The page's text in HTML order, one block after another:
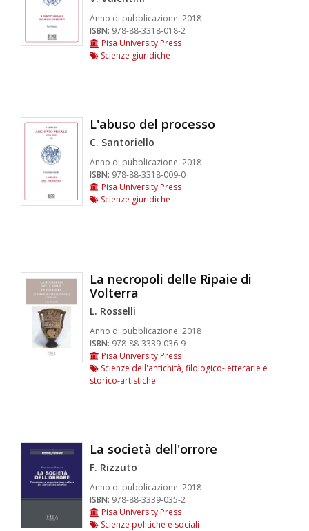
Anno di pubblicazione: 2018
ISBN: 978-88-3318-018-2
Pisa University Press
Scienze giuridiche
L'abuso del processo
C. Santoriello
Anno di pubblicazione: 2018
ISBN: 978-88-3318-009-0
Pisa University Press
Scienze giuridiche
La necropoli delle Ripaie di
Volterra
L. Rosselli
Anno di pubblicazione: 2018
ISBN: 978-88-3339-036-9
Pisa University Press
Scienze dell'antichità, filologico-letterarie e
storico-artistiche
La società dell'orrore
F. Rizzuto
Anno di pubblicazione: 2018
ISBN: 978-88-3339-035-2
Pisa University Press
Scienze politiche e sociali